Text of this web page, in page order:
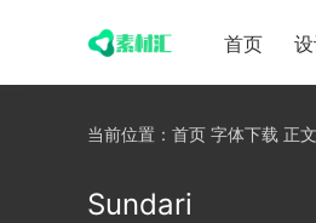
首页
当前位置： 首页 字体下载 正文
Sundari